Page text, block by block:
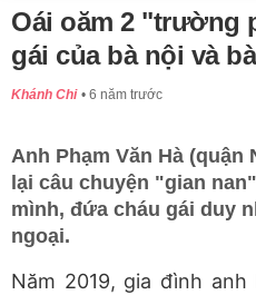
Oái oăm 2 "trường
gái của bà nội và
Khánh Chi 6 năm trước
Anh Phạm Văn Hà (quận
lại câu chuyện "gian
mình, đứa cháu gái duy
ngoại.
Năm 2019, gia đình